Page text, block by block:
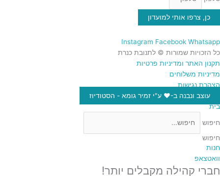
כן, צרפו אותי למועדון
Instagram Facebook Whatsapp
כל הזכויות שמורות © לתנובת כנרת
תקנון האתר ומדיניות פרטיות
מדיניות משלוחים
הצהרת נגישות
עוצב ונבנה ב-♥︎ ע"י זמיר גומא - הסטודיוז
בית
חיפוש
חיפוש
חנות
וואטצאפ
חברי קהילה מקבלים יותר!